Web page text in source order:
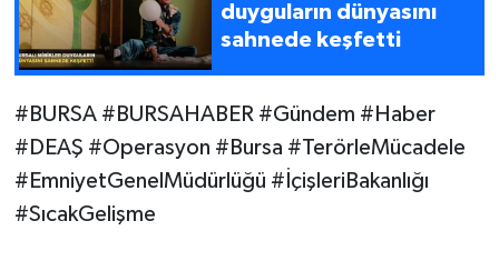
duyguların dünyasını
sahnede keşfetti
#BURSA #BURSAHABER #Gündem #Haber
#DEAŞ #Operasyon #Bursa #TerörleMücadele
#EmniyetGenelMüdürlüğü #İçişleriBakanlığı
#SıcakGelişme